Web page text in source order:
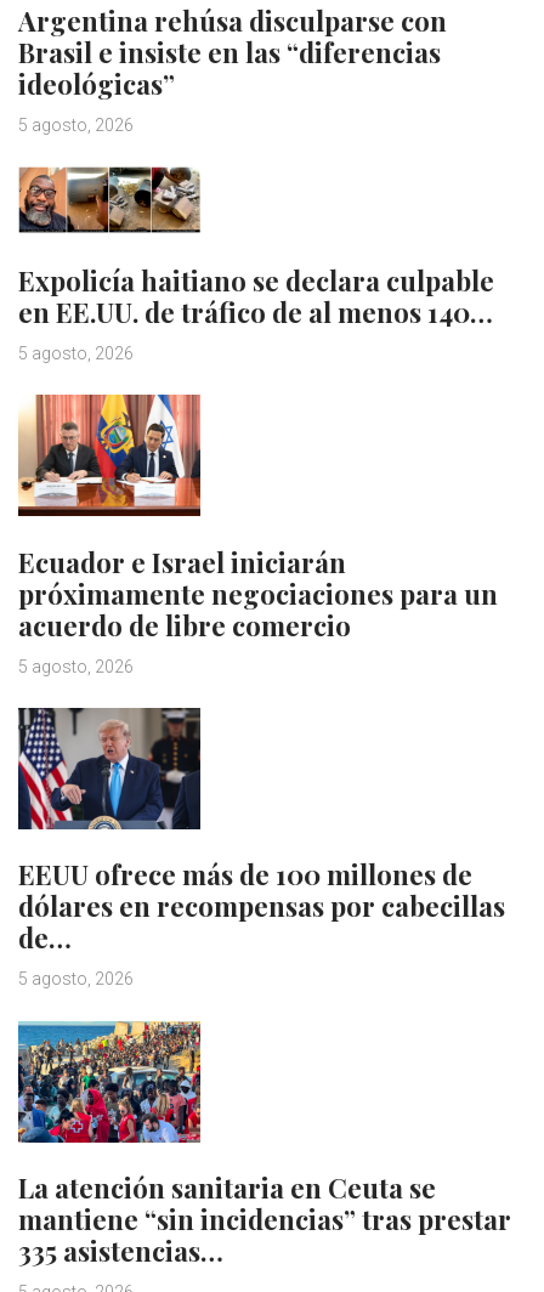
Argentina rehúsa disculparse con
Brasil e insiste en las “diferencias
ideológicas”
5 agosto, 2026
Expolicía haitiano se declara culpable
en EE.UU. de tráfico de al menos 140…
5 agosto, 2026
Ecuador e Israel iniciarán
próximamente negociaciones para un
acuerdo de libre comercio
5 agosto, 2026
EEUU ofrece más de 100 millones de
dólares en recompensas por cabecillas
de…
5 agosto, 2026
La atención sanitaria en Ceuta se
mantiene “sin incidencias” tras prestar
335 asistencias…